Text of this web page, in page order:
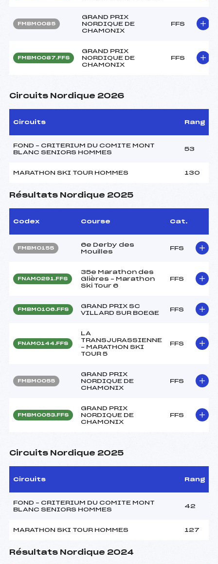
FMBM0085
GRAND PRIX
NORDIQUE DE
CHAMONIX
FFS
FMBM0087.FFS
GRAND PRIX
NORDIQUE DE
CHAMONIX
FFS
Circuits Nordique 2026
Circuits Rang
FOND – CRITERIUM DU COMITE MONT
BLANC SENIORS HOMMES
53
MARATHON SKI TOUR HOMMES 130
Résultats Nordique 2025
Codex Course Cat.
FMBM0155
6e Derby des
Mouilles
FFS
FNAM0291.FFS
35e Marathon des
Glières – Marathon
Ski Tour 6
FFS
FMBM0106.FFS
GRAND PRIX SC
VILLARD SUR BOEGE
FFS
FNAM0144.FFS
LA
TRANSJURASSIENNE
– MARATHON SKI
TOUR 5
FFS
FMBM0055
GRAND PRIX
NORDIQUE DE
CHAMONIX
FFS
FMBM0053.FFS
GRAND PRIX
NORDIQUE DE
CHAMONIX
FFS
Circuits Nordique 2025
Circuits Rang
FOND – CRITERIUM DU COMITE MONT
BLANC SENIORS HOMMES
42
MARATHON SKI TOUR HOMMES 127
Résultats Nordique 2024